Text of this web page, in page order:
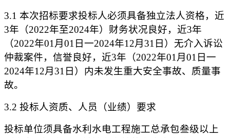
3.1 本次招标要求投标人必须具备独立法人资格，近
3年（2022年至2024年）财务状况良好，近3年
（2022年01月01日一2024年12月31日）无介入诉讼
仲裁案件，信誉良好，近3年（2022年01月01日一
2024年12月31日）内未发生重大安全事故、质量事
故。
3.2 投标人资质、人员（业绩）要求
投标单位须具备水利水电工程施工总承包叁级以上